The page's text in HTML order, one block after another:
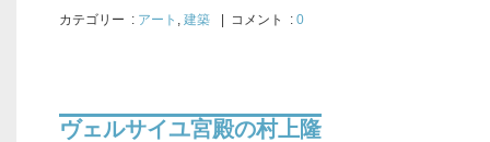
カテゴリー : アート , 建築 | コメント : 0
ヴェルサイユ宮殿の村上隆